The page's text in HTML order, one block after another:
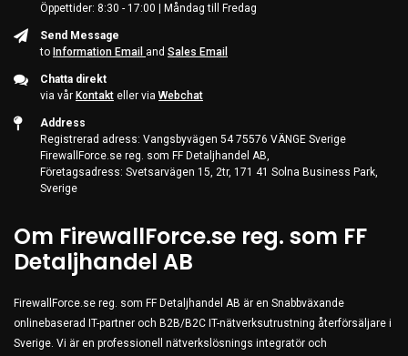
Öppettider: 8:30 - 17:00 | Måndag till Fredag
Send Message
to Information Email and Sales Email
Chatta direkt
via vår Kontakt eller via Webchat
Address
Registrerad adress: Vangsbyvägen 54 75576 VÄNGE Sverige
FirewallForce.se reg. som FF Detaljhandel AB,
Företagsadress: Svetsarvägen 15, 2tr, 171 41 Solna Business Park,
Sverige
Om FirewallForce.se reg. som FF
Detaljhandel AB
FirewallForce.se reg. som FF Detaljhandel AB är en Snabbväxande
onlinebaserad IT-partner och B2B/B2C IT-nätverksutrustning återförsäljare i
Sverige. Vi är en professionell nätverkslösnings integratör och